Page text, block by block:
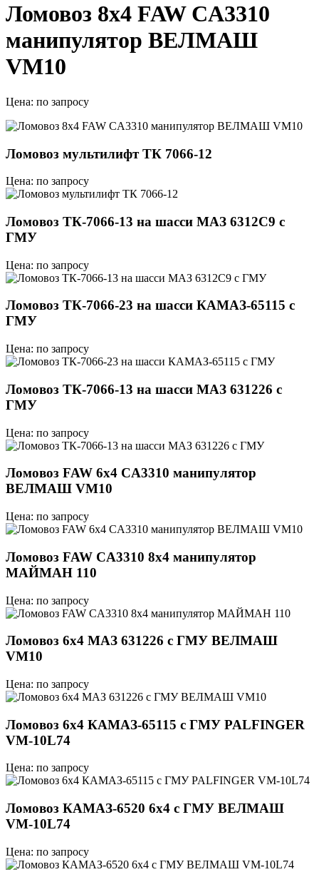
Ломовоз 8х4 FAW CA3310
манипулятор ВЕЛМАШ
VM10
Цена: по запросу
Ломовоз мультилифт ТК 7066-12
Цена: по запросу
Ломовоз ТК-7066-13 на шасси МАЗ 6312C9 с
ГМУ
Цена: по запросу
Ломовоз ТК-7066-23 на шасси КАМАЗ-65115 с
ГМУ
Цена: по запросу
Ломовоз ТК-7066-13 на шасси МАЗ 631226 с
ГМУ
Цена: по запросу
Ломовоз FAW 6х4 CA3310 манипулятор
ВЕЛМАШ VM10
Цена: по запросу
Ломовоз FAW CA3310 8x4 манипулятор
МАЙМАН 110
Цена: по запросу
Ломовоз 6x4 МАЗ 631226 с ГМУ ВЕЛМАШ
VM10
Цена: по запросу
Ломовоз 6х4 КАМАЗ-65115 с ГМУ PALFINGER
VM-10L74
Цена: по запросу
Ломовоз КАМАЗ-6520 6х4 с ГМУ ВЕЛМАШ
VM-10L74
Цена: по запросу